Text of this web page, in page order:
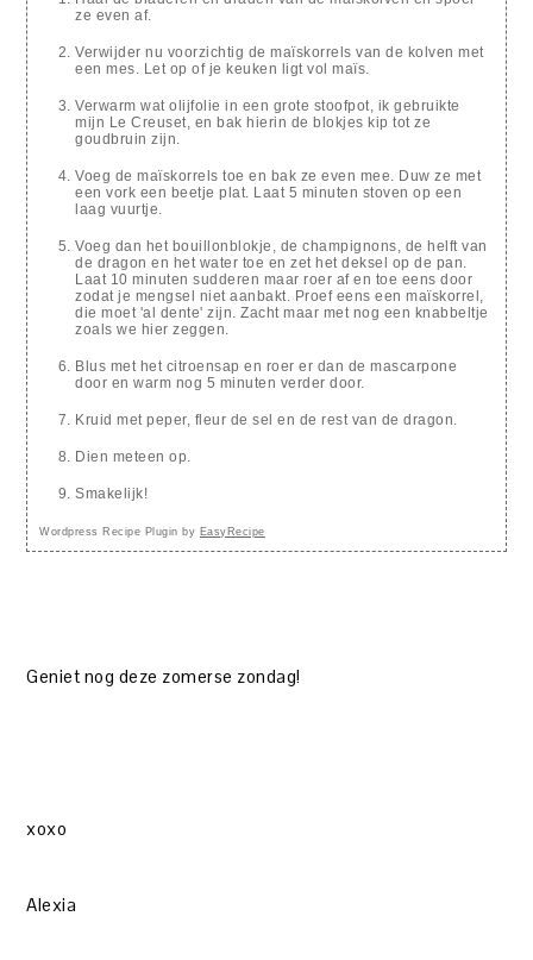
ze even af.
Verwijder nu voorzichtig de maïskorrels van de kolven met
een mes. Let op of je keuken ligt vol maïs.
Verwarm wat olijfolie in een grote stoofpot, ik gebruikte
mijn Le Creuset, en bak hierin de blokjes kip tot ze
goudbruin zijn.
Voeg de maïskorrels toe en bak ze even mee. Duw ze met
een vork een beetje plat. Laat 5 minuten stoven op een
laag vuurtje.
Voeg dan het bouillonblokje, de champignons, de helft van
de dragon en het water toe en zet het deksel op de pan.
Laat 10 minuten sudderen maar roer af en toe eens door
zodat je mengsel niet aanbakt. Proef eens een maïskorrel,
die moet 'al dente' zijn. Zacht maar met nog een knabbeltje
zoals we hier zeggen.
Blus met het citroensap en roer er dan de mascarpone
door en warm nog 5 minuten verder door.
Kruid met peper, fleur de sel en de rest van de dragon.
Dien meteen op.
Smakelijk!
Wordpress Recipe Plugin by EasyRecipe
Geniet nog deze zomerse zondag!
xoxo
Alexia